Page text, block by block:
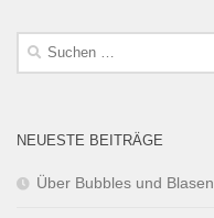
NEUESTE BEITRÄGE
Über Bubbles und Blasen